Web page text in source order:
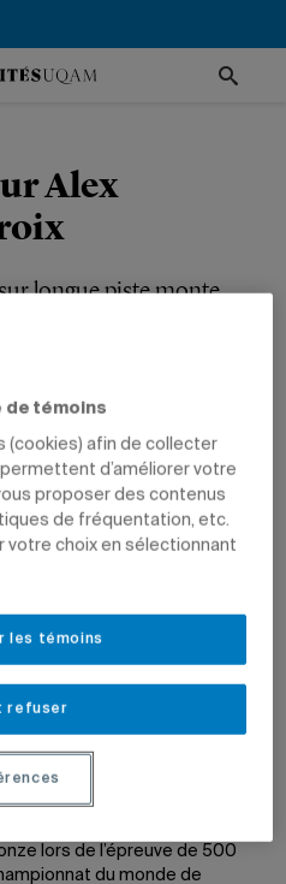
Alex
longue piste monte
ÉTUDIANTS
étudiant au
lors de l’épreuve de 500
du monde de
de témoins
(cookies) afin de collecter
d’améliorer votre
proposer des contenus
de fréquentation, etc.
votre choix en sélectionnant
refuser
les témoins